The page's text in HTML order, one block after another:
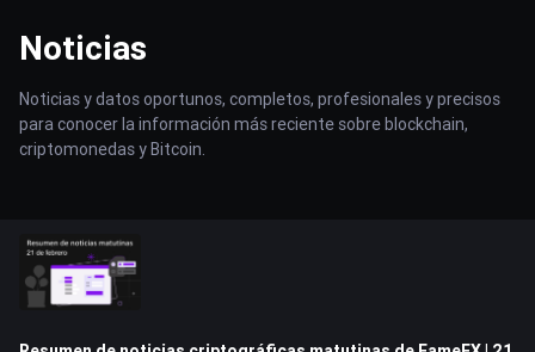
Noticias
Noticias y datos oportunos, completos, profesionales y precisos
para conocer la información más reciente sobre blockchain,
criptomonedas y Bitcoin.